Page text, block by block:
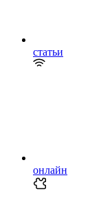
статьи
онлайн